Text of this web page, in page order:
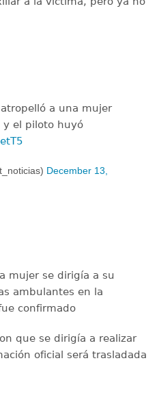
a una mujer
y el piloto huyó
December 13,
mujer se dirigía a su
ambulantes en la
confirmado
que se dirigía a realizar
oficial será trasladada